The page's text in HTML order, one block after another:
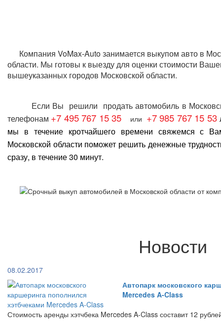
Компания VoMax-Auto занимается выкупом авто в
области. Мы готовы к выезду для оценки стоимости
вышеуказанных городов Московской области.
Если Вы решили продать автомобиль в
телефонам +7 495 767 15 35 или +7 985 767 15 53
мы в течение кротчайшего времени свяжемся с
Московской области поможет решить денежные
сразу, в течение 30 минут.
Новости
08.02.2017
Автопарк московского
Mercedes A-Class
Стоимость аренды хэтчбека Mercedes A-Class составит 12